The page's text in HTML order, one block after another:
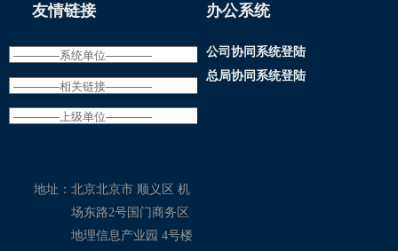
地址： 北京北京市 顺义区 机
场东路2号国门商务区
地理信息产业园 4号楼
友情链接 办公系统
公司协同系统登陆
总局协同系统登陆